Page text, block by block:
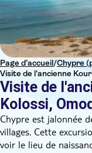
Page d’accueil/Chypre
Visite de l'ancienne
Visite de
Kolossi,
Chypre est jalonnée
villages. Cette
voir le lieu de